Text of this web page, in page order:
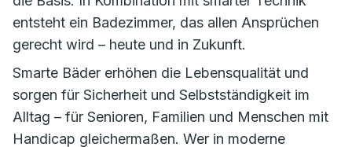
entsteht ein Badezimmer, das allen Ansprüchen
gerecht wird – heute und in Zukunft.
Smarte Bäder erhöhen die Lebensqualität und
sorgen für Sicherheit und Selbstständigkeit im
Alltag – für Senioren, Familien und Menschen mit
Handicap gleichermaßen. Wer in moderne